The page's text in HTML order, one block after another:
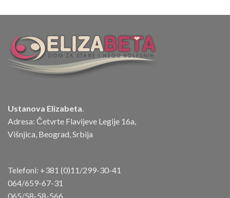
Ustanova Elizabeta.
Adresa: Četvrte Flavijeve Legije 16a,
Višnjica, Beograd, Srbija
Telefoni: +381 (0)11/299-30-41
064/659-67-31
065/58-58-566